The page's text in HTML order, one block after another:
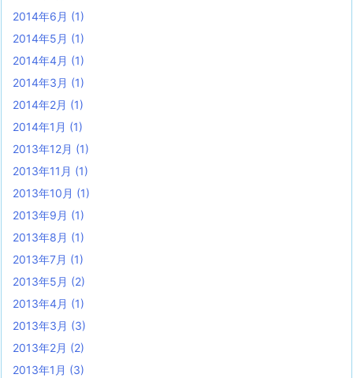
2014年6月 (1)
2014年5月 (1)
2014年4月 (1)
2014年3月 (1)
2014年2月 (1)
2014年1月 (1)
2013年12月 (1)
2013年11月 (1)
2013年10月 (1)
2013年9月 (1)
2013年8月 (1)
2013年7月 (1)
2013年5月 (2)
2013年4月 (1)
2013年3月 (3)
2013年2月 (2)
2013年1月 (3)